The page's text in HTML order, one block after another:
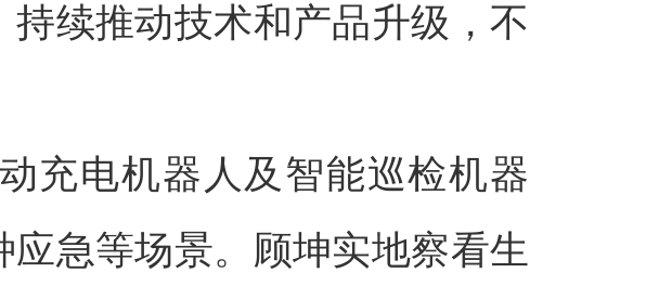
续推动技术和产品升级，不
充电机器人及智能巡检机器
急等场景。顾坤实地察看生